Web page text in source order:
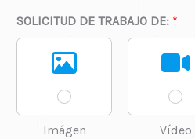
SOLICITUD DE TRABAJO DE: *
Imágen Vídeo